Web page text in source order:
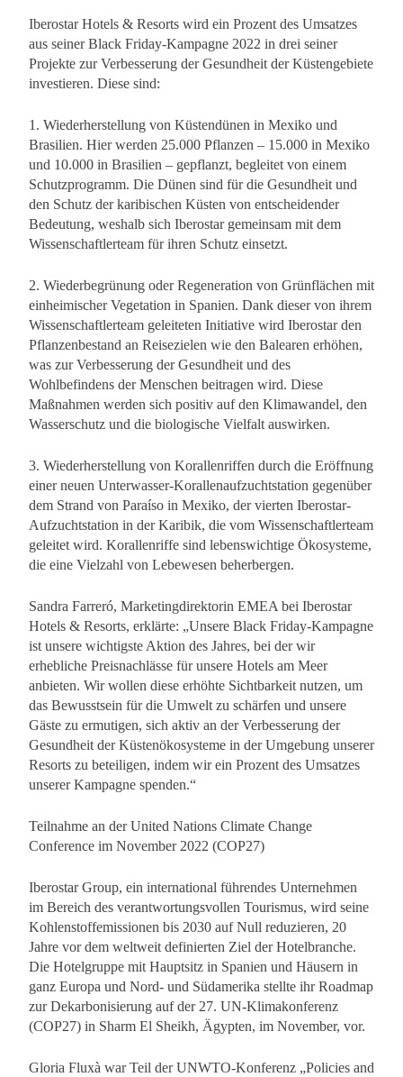
Iberostar Hotels & Resorts wird ein Prozent des Umsatzes
aus seiner Black Friday-Kampagne 2022 in drei seiner
Projekte zur Verbesserung der Gesundheit der Küstengebiete
investieren. Diese sind:
1. Wiederherstellung von Küstendünen in Mexiko und
Brasilien. Hier werden 25.000 Pflanzen – 15.000 in Mexiko
und 10.000 in Brasilien – gepflanzt, begleitet von einem
Schutzprogramm. Die Dünen sind für die Gesundheit und
den Schutz der karibischen Küsten von entscheidender
Bedeutung, weshalb sich Iberostar gemeinsam mit dem
Wissenschaftlerteam für ihren Schutz einsetzt.
2. Wiederbegrünung oder Regeneration von Grünflächen mit
einheimischer Vegetation in Spanien. Dank dieser von ihrem
Wissenschaftlerteam geleiteten Initiative wird Iberostar den
Pflanzenbestand an Reisezielen wie den Balearen erhöhen,
was zur Verbesserung der Gesundheit und des
Wohlbefindens der Menschen beitragen wird. Diese
Maßnahmen werden sich positiv auf den Klimawandel, den
Wasserschutz und die biologische Vielfalt auswirken.
3. Wiederherstellung von Korallenriffen durch die Eröffnung
einer neuen Unterwasser-Korallenaufzuchtstation gegenüber
dem Strand von Paraíso in Mexiko, der vierten Iberostar-
Aufzuchtstation in der Karibik, die vom Wissenschaftlerteam
geleitet wird. Korallenriffe sind lebenswichtige Ökosysteme,
die eine Vielzahl von Lebewesen beherbergen.
Sandra Farreró, Marketingdirektorin EMEA bei Iberostar
Hotels & Resorts, erklärte: „Unsere Black Friday-Kampagne
ist unsere wichtigste Aktion des Jahres, bei der wir
erhebliche Preisnachlässe für unsere Hotels am Meer
anbieten. Wir wollen diese erhöhte Sichtbarkeit nutzen, um
das Bewusstsein für die Umwelt zu schärfen und unsere
Gäste zu ermutigen, sich aktiv an der Verbesserung der
Gesundheit der Küstenökosysteme in der Umgebung unserer
Resorts zu beteiligen, indem wir ein Prozent des Umsatzes
unserer Kampagne spenden.“
Teilnahme an der United Nations Climate Change
Conference im November 2022 (COP27)
Iberostar Group, ein international führendes Unternehmen
im Bereich des verantwortungsvollen Tourismus, wird seine
Kohlenstoffemissionen bis 2030 auf Null reduzieren, 20
Jahre vor dem weltweit definierten Ziel der Hotelbranche.
Die Hotelgruppe mit Hauptsitz in Spanien und Häusern in
ganz Europa und Nord- und Südamerika stellte ihr Roadmap
zur Dekarbonisierung auf der 27. UN-Klimakonferenz
(COP27) in Sharm El Sheikh, Ägypten, im November, vor.
Gloria Fluxà war Teil der UNWTO-Konferenz „Policies and